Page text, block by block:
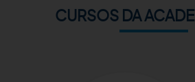
CURSOS DA